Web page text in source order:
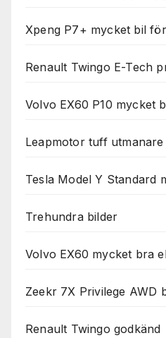
Xpeng P7+ mycket bil
Renault Twingo E-Tech
Volvo EX60 P10 mycket
Leapmotor tuff utmanare
Tesla Model Y Standard
Trehundra bilder
Volvo EX60 mycket bra
Zeekr 7X Privilege AWD
Renault Twingo godkänd